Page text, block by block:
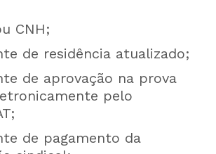
CNH;
de residência atualizado;
de aprovação na prova
pelo
de pagamento da